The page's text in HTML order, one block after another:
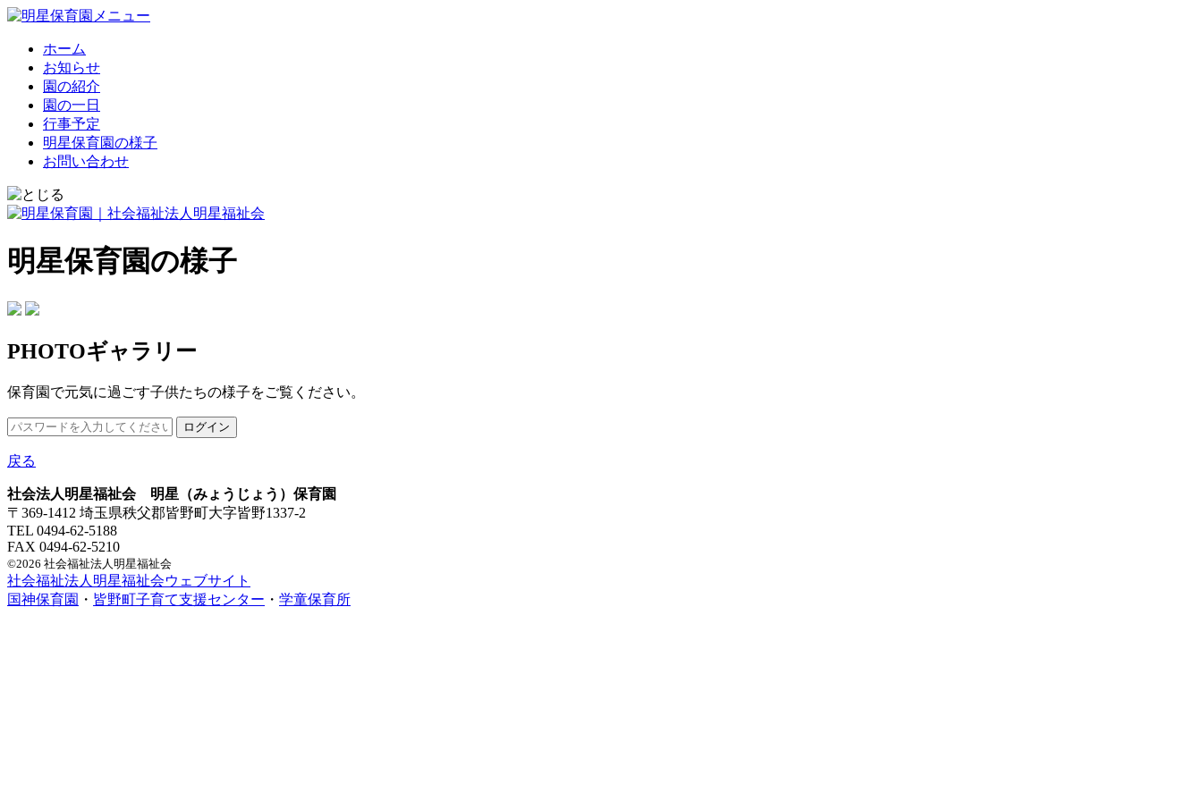
ホーム
お知らせ
園の紹介
園の一日
行事予定
明星保育園の様子
お問い合わせ
明星保育園の様子
PHOTOギャラリー
保育園で元気に過ごす子供たちの様子をご覧ください。
戻る
社会法人明星福祉会 明星（みょうじょう）保育園
〒369-1412 埼玉県秩父郡皆野町大字皆野1337-2
TEL 0494-62-5188
FAX 0494-62-5210
©2026 社会福祉法人明星福祉会
社会福祉法人明星福祉会ウェブサイト
国神保育園 ・ 皆野町子育て支援センター ・ 学童保育所